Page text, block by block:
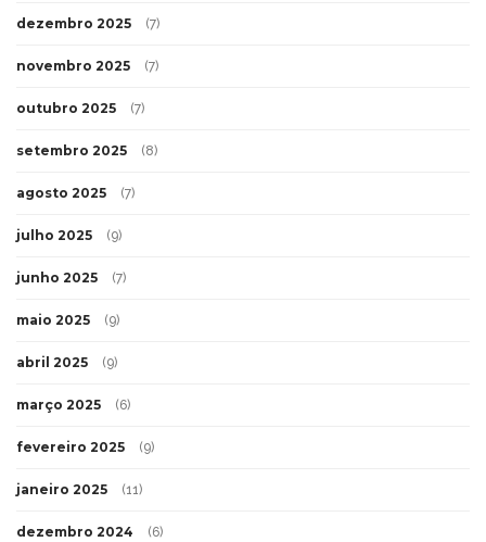
dezembro 2025 (7)
novembro 2025 (7)
outubro 2025 (7)
setembro 2025 (8)
agosto 2025 (7)
julho 2025 (9)
junho 2025 (7)
maio 2025 (9)
abril 2025 (9)
março 2025 (6)
fevereiro 2025 (9)
janeiro 2025 (11)
dezembro 2024 (6)